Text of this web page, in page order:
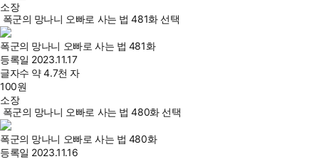
소장
폭군의 망나니 오빠로 사는 법 481화 선택
폭군의 망나니 오빠로 사는 법 481화
등록일 2023.11.17
글자수 약 4.7천 자
100원
소장
폭군의 망나니 오빠로 사는 법 480화 선택
폭군의 망나니 오빠로 사는 법 480화
등록일 2023.11.16